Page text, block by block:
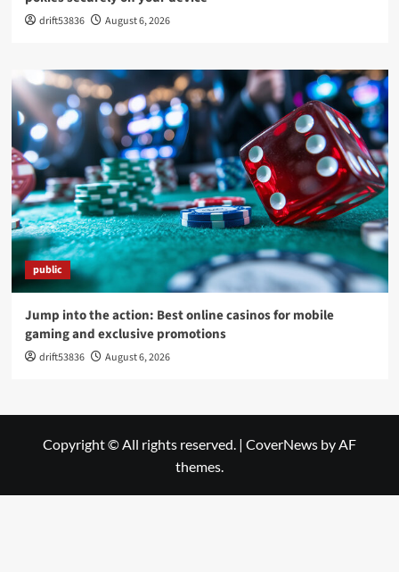
drift53836 August 6, 2026
public
Jump into the action: Best online casinos for mobile
gaming and exclusive promotions
drift53836 August 6, 2026
Copyright © All rights reserved. | CoverNews by AF
themes.